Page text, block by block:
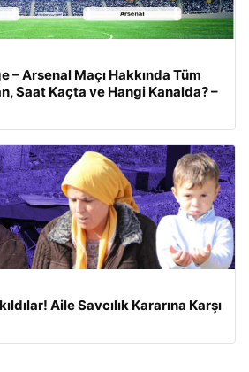
– Arsenal Maçı Hakkında Tüm
Saat Kaçta ve Hangi Kanalda? –
Aile Savcılık Kararına Karşı